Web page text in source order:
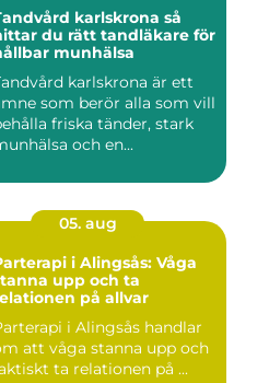
karlskrona så
du rätt tandläkare för
munhälsa
karlskrona är ett
som berör alla som vill
friska tänder, stark
och en...
05. aug
i Alingsås: Våga
upp och ta
på allvar
i Alingsås handlar
att våga stanna upp och
ta relationen på ...